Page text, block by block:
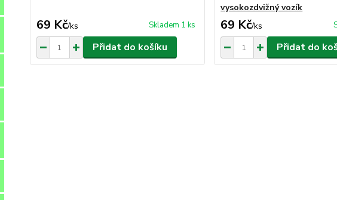
69 Kč/ks Skladem 1 ks
Přidat do košíku
vysokozdvižný vozík
69 Kč/ks
Přidat do